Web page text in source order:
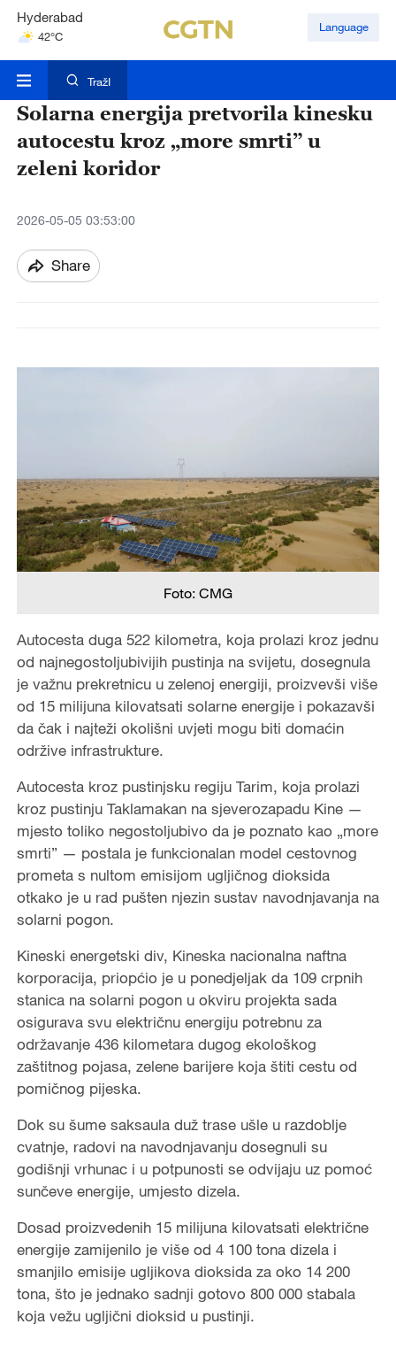
Mumbai
31°C
Kuala Lumpur
Language
TražI
Solarna energija pretvorila kinesku
autocestu kroz „more smrti” u
zeleni koridor
2026-05-05 03:53:00
Share
Foto: CMG
Autocesta duga 522 kilometra, koja prolazi kroz jednu
od najnegostoljubivijih pustinja na svijetu, dosegnula
je važnu prekretnicu u zelenoj energiji, proizvevši više
od 15 milijuna kilovatsati solarne energije i pokazavši
da čak i najteži okolišni uvjeti mogu biti domaćin
održive infrastrukture.
Autocesta kroz pustinjsku regiju Tarim, koja prolazi
kroz pustinju Taklamakan na sjeverozapadu Kine —
mjesto toliko negostoljubivo da je poznato kao „more
smrti” — postala je funkcionalan model cestovnog
prometa s nultom emisijom ugljičnog dioksida
otkako je u rad pušten njezin sustav navodnjavanja na
solarni pogon.
Kineski energetski div, Kineska nacionalna naftna
korporacija, priopćio je u ponedjeljak da 109 crpnih
stanica na solarni pogon u okviru projekta sada
osigurava svu električnu energiju potrebnu za
održavanje 436 kilometara dugog ekološkog
zaštitnog pojasa, zelene barijere koja štiti cestu od
pomičnog pijeska.
Dok su šume saksaula duž trase ušle u razdoblje
cvatnje, radovi na navodnjavanju dosegnuli su
godišnji vrhunac i u potpunosti se odvijaju uz pomoć
sunčeve energije, umjesto dizela.
Dosad proizvedenih 15 milijuna kilovatsati električne
energije zamijenilo je više od 4 100 tona dizela i
smanjilo emisije ugljikova dioksida za oko 14 200
tona, što je jednako sadnji gotovo 800 000 stabala
koja vežu ugljični dioksid u pustinji.